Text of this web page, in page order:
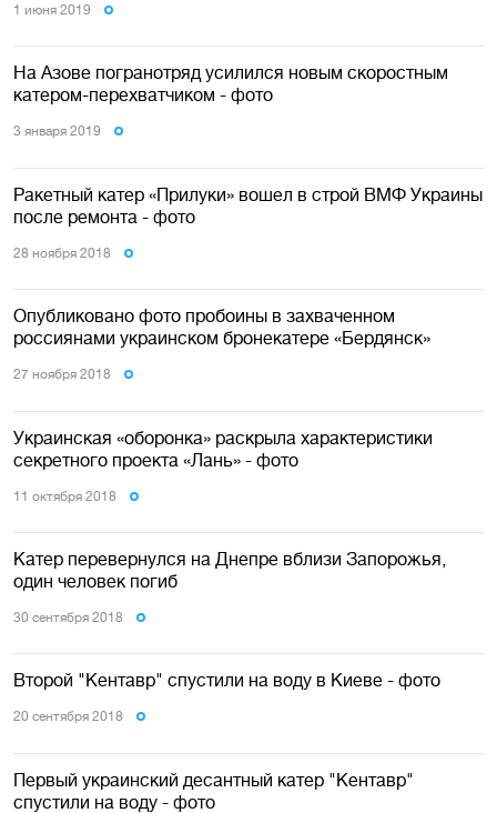
1 июня 2019
На Азове погранотряд усилился новым скоростным
катером-перехватчиком - фото
3 января 2019
Ракетный катер «Прилуки» вошел в строй ВМФ Украины
после ремонта - фото
28 ноября 2018
Опубликовано фото пробоины в захваченном
россиянами украинском бронекатере «Бердянск»
27 ноября 2018
Украинская «оборонка» раскрыла характеристики
секретного проекта «Лань» - фото
11 октября 2018
Катер перевернулся на Днепре вблизи Запорожья,
один человек погиб
30 сентября 2018
Второй "Кентавр" спустили на воду в Киеве - фото
20 сентября 2018
Первый украинский десантный катер "Кентавр"
спустили на воду - фото